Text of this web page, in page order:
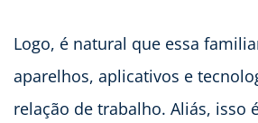
Logo, é natural que essa
aparelhos, aplicativos e
relação de trabalho. Aliás, isso